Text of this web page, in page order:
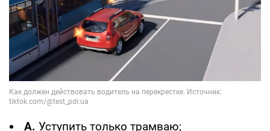
А. Уступить только трамваю;